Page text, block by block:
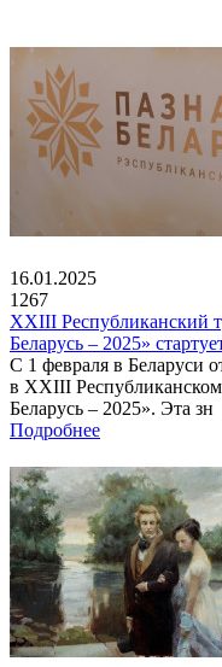
16.01.2025
1267
XXIII Республиканский
Беларусь – 2025»
С 1 февраля в Беларуси
в XXIII
Беларусь – 2025». Эта зн
Подробнее